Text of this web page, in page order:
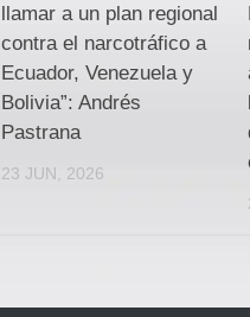
llamar a un plan regional
contra el narcotráfico a
Ecuador, Venezuela y
Bolivia”: Andrés
Pastrana
23 JUN, 2026